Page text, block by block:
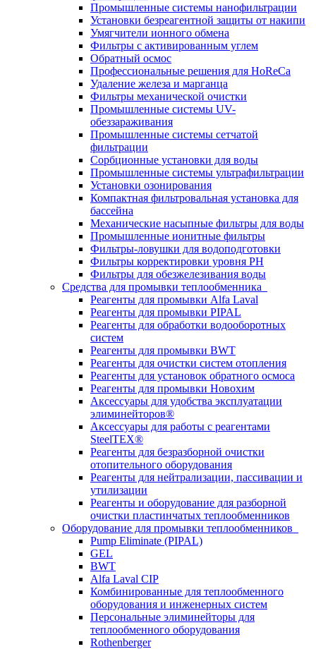
Промышленные системы нанофильтрации
Установки безреагентной защиты от накипи
Умягчители ионного обмена
Фильтры с активированным углем
Обратный осмос
Профессиональные решения для HoReCa
Удаление железа и марганца
Фильтры механической очистки
Промышленные системы UV-
обеззараживания
Промышленные системы сетчатой
фильтрации
Сорбционные установки для воды
Промышленные системы ультрафильтрации
Установки озонирования
Компактная фильтровальная установка для
бассейна
Механические насыпные фильтры для воды
Промышленные ионитные фильтры
Фильтры-ловушки для водоподготовки
Фильтры корректировки уровня PH
Фильтры для обезжелезивания воды
Средства для промывки теплообменника
Реагенты для промывки Alfa Laval
Реагенты для промывки PIPAL
Реагенты для обработки водооборотных
систем
Реагенты для промывки BWT
Реагенты для очистки систем отопления
Реагенты для установок обратного осмоса
Реагенты для промывки Новохим
Аксессуары для удобства эксплуатации
элиминейторов®
Аксессуары для работы с реагентами
SteelTEX®
Реагенты для безразборной очистки
отопительного оборудования
Реагенты для нейтрализации, пассивации и
утилизации
Реагенты и оборудование для разборной
очистки пластинчатых теплообменников
Оборудование для промывки теплообменников
Pump Eliminate (PIPAL)
GEL
BWT
Alfa Laval CIP
Комбинированные для теплообменного
оборудования и инженерных систем
Персональные элиминейторы для
теплообменного оборудования
Rothenberger